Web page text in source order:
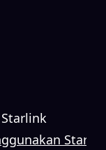
Starlink